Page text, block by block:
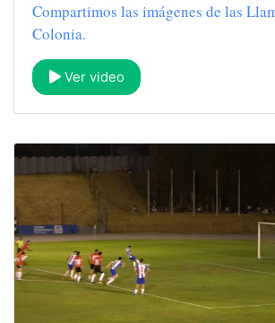
Compartimos las imágenes de las
Colonia.
Ver video